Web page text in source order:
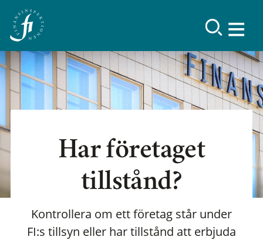
Har företaget
tillstånd?
Kontrollera om ett företag står under
FI:s tillsyn eller har tillstånd att erbjuda